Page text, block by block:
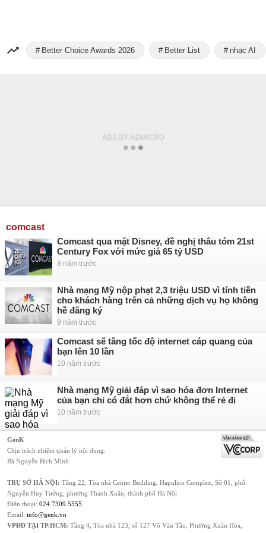
Better Choice Awards 2026 Better List nhạc AI
comcast
Comcast qua mặt Disney, đề nghị thâu tóm 21st
Century Fox với mức giá 65 tỷ USD
8 năm trước
Nhà mạng Mỹ nộp phạt 2,3 triệu USD vì tính tiền
cho khách hàng trên cả những dịch vụ họ không
hề đăng ký
9 năm trước
Comcast sẽ tăng tốc độ internet cáp quang của
bạn lên 10 lần
10 năm trước
Nhà mạng Mỹ giải đáp vì sao hóa đơn Internet
của bạn chỉ có đắt hơn chứ không thể rẻ đi
10 năm trước
GenK
Chịu trách nhiệm quản lý nội dung:
Bà Nguyễn Bích Minh
TRỤ SỞ HÀ NỘI: Tầng 22, Tòa nhà Center Building, Hapulico Complex, Số 01, phố
Nguyễn Huy Tưởng, phường Thanh Xuân, thành phố Hà Nội
Điện thoại: 024 7309 5555
Email: info@genk.vn
VPĐD TẠI TP.HCM: Tầng 4, Tòa nhà 123, số 127 Võ Văn Tần, Phường Xuân Hòa,